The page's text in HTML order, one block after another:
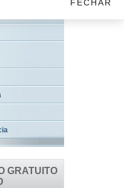
GRATUITO
FECHAR